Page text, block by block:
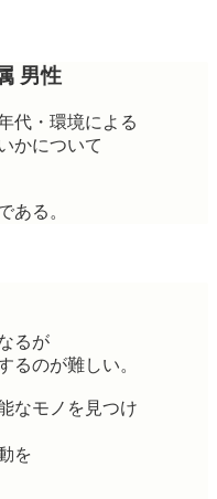
男性
代・環境による
かについて
ある。
るが
るのが難しい。
なモノを見つけ
を